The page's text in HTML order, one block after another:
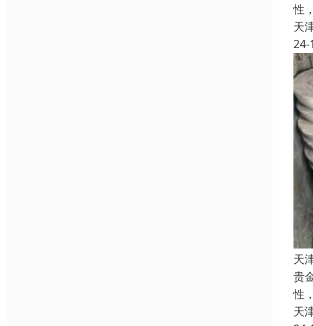
性
天
24-
天
贵
性
天